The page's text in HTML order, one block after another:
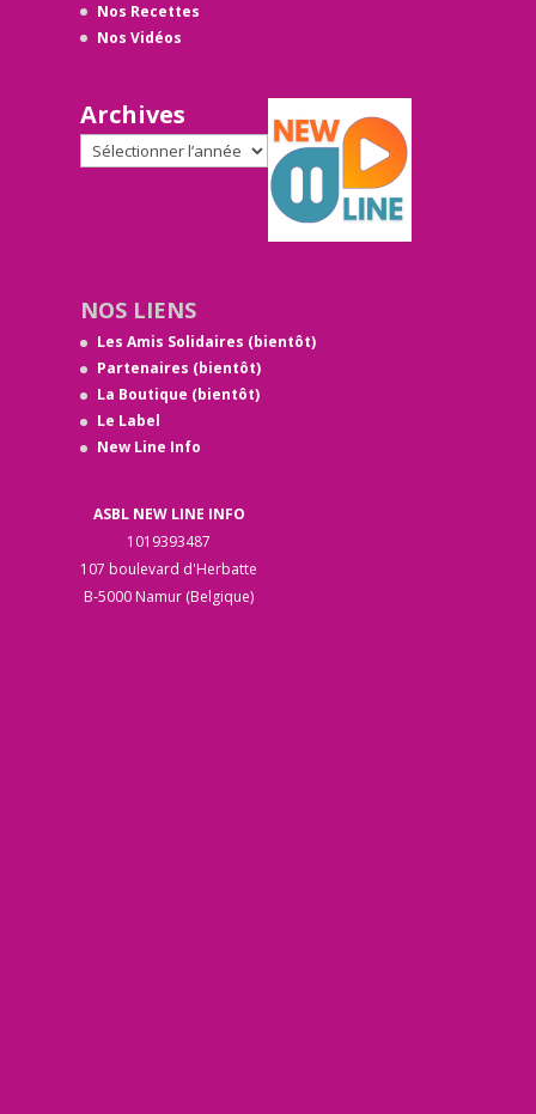
Nos Recettes
Nos Vidéos
Archives
NOS LIENS
Les Amis Solidaires (bientôt)
Partenaires (bientôt)
La Boutique (bientôt)
Le Label
New Line Info
ASBL NEW LINE INFO
1019393487
107 boulevard d'Herbatte
B-5000 Namur (Belgique)